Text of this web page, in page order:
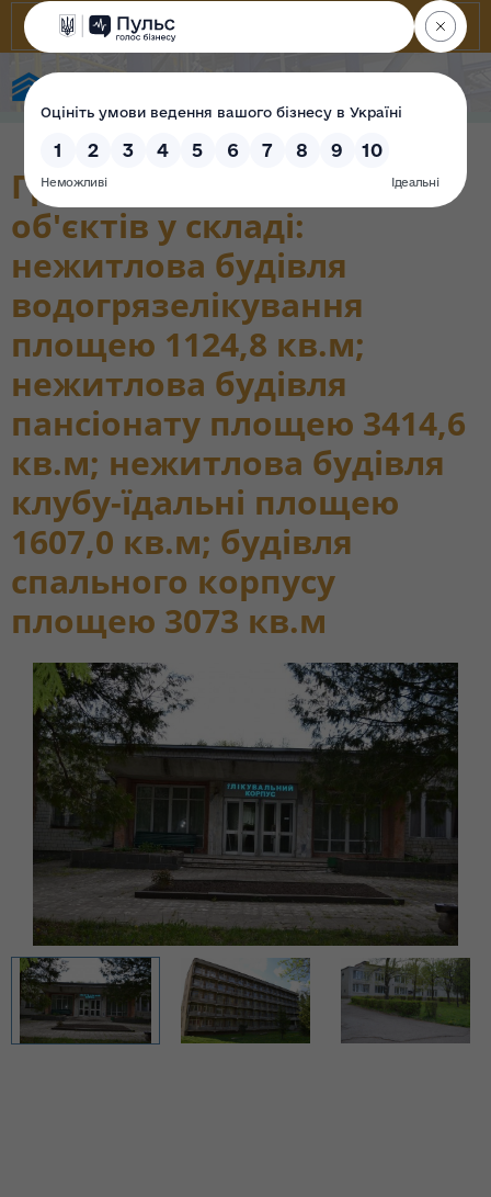
Група інвентарних
об'єктів у складі:
нежитлова будівля
водогрязелікування
площею 1124,8 кв.м;
нежитлова будівля
пансіонату площею 3414,6
кв.м; нежитлова будівля
клубу-їдальні площею
1607,0 кв.м; будівля
спального корпусу
площею 3073 кв.м